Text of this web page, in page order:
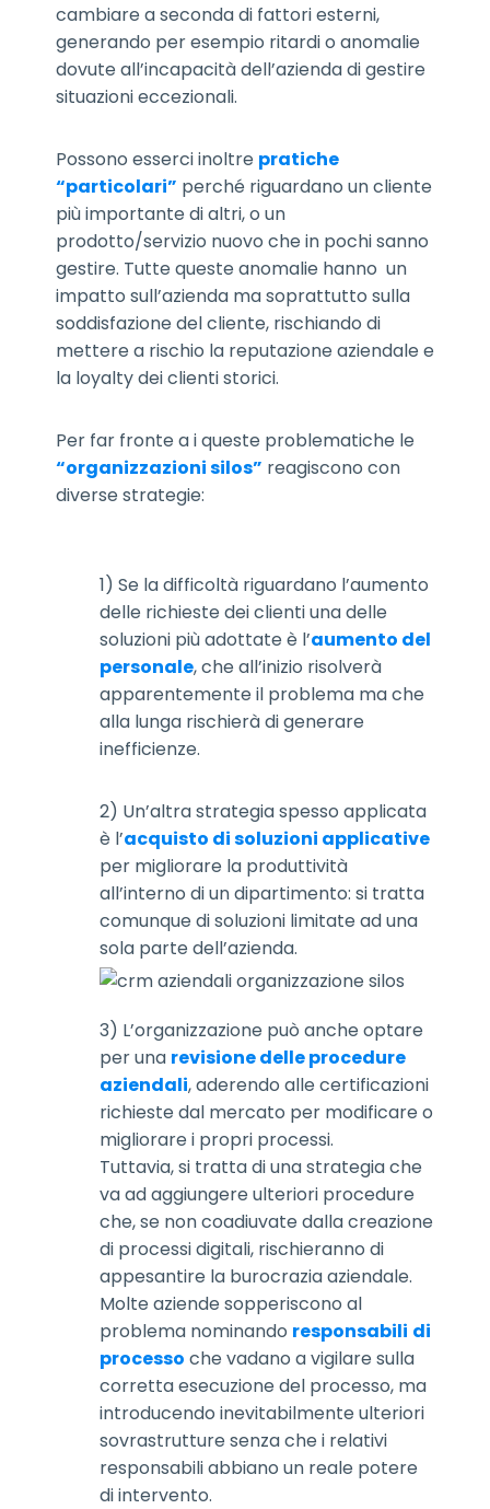
cambiare a seconda di fattori esterni,
generando per esempio ritardi o anomalie
dovute all’incapacità dell’azienda di gestire
situazioni eccezionali.
Possono esserci inoltre pratiche
“particolari” perché riguardano un cliente
più importante di altri, o un
prodotto/servizio nuovo che in pochi sanno
gestire. Tutte queste anomalie hanno un
impatto sull’azienda ma soprattutto sulla
soddisfazione del cliente, rischiando di
mettere a rischio la reputazione aziendale e
la loyalty dei clienti storici.
Per far fronte a i queste problematiche le
“organizzazioni silos” reagiscono con
diverse strategie:
1) Se la difficoltà riguardano l’aumento
delle richieste dei clienti una delle
soluzioni più adottate è l’aumento del
personale, che all’inizio risolverà
apparentemente il problema ma che
alla lunga rischierà di generare
inefficienze.
2) Un’altra strategia spesso applicata
è l’acquisto di soluzioni applicative
per migliorare la produttività
all’interno di un dipartimento: si tratta
comunque di soluzioni limitate ad una
sola parte dell’azienda.
3) L’organizzazione può anche optare
per una revisione delle procedure
aziendali, aderendo alle certificazioni
richieste dal mercato per modificare o
migliorare i propri processi.
Tuttavia, si tratta di una strategia che
va ad aggiungere ulteriori procedure
che, se non coadiuvate dalla creazione
di processi digitali, rischieranno di
appesantire la burocrazia aziendale.
Molte aziende sopperiscono al
problema nominando responsabili di
processo che vadano a vigilare sulla
corretta esecuzione del processo, ma
introducendo inevitabilmente ulteriori
sovrastrutture senza che i relativi
responsabili abbiano un reale potere
di intervento.